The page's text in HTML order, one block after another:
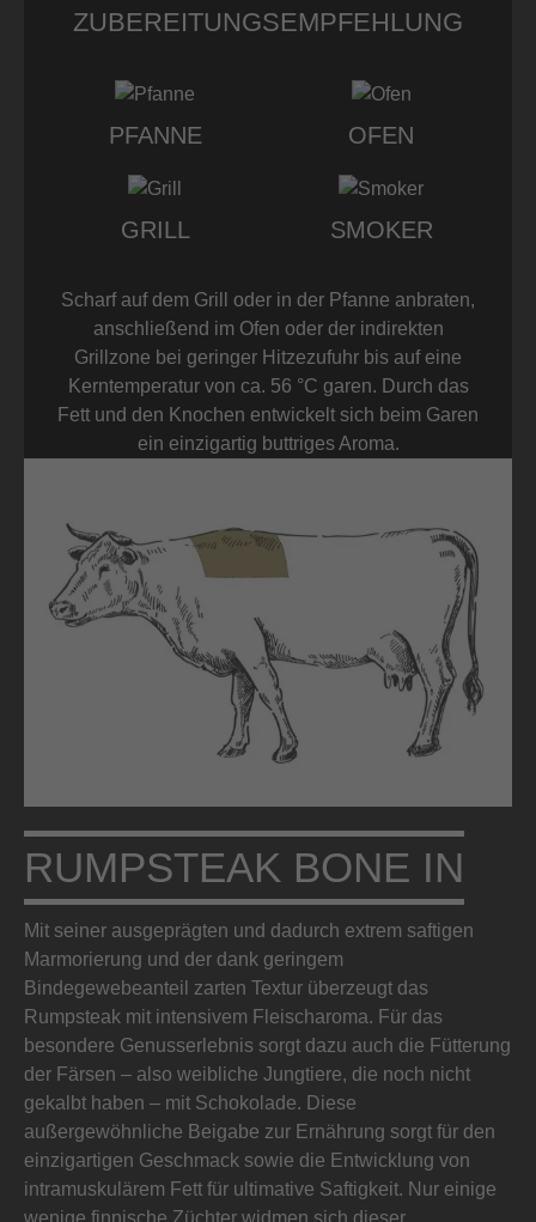
ZUBEREITUNGSEMPFEHLUNG
PFANNE OFEN
GRILL SMOKER
Scharf auf dem Grill oder in der Pfanne anbraten,
anschließend im Ofen oder der indirekten
Grillzone bei geringer Hitzezufuhr bis auf eine
Kerntemperatur von ca. 56 °C garen. Durch das
Fett und den Knochen entwickelt sich beim Garen
ein einzigartig buttriges Aroma.
RUMPSTEAK BONE IN
Mit seiner ausgeprägten und dadurch extrem saftigen
Marmorierung und der dank geringem
Bindegewebeanteil zarten Textur überzeugt das
Rumpsteak mit intensivem Fleischaroma. Für das
besondere Genusserlebnis sorgt dazu auch die Fütterung
der Färsen – also weibliche Jungtiere, die noch nicht
gekalbt haben – mit Schokolade. Diese
außergewöhnliche Beigabe zur Ernährung sorgt für den
einzigartigen Geschmack sowie die Entwicklung von
intramuskulärem Fett für ultimative Saftigkeit. Nur einige
wenige finnische Züchter widmen sich dieser